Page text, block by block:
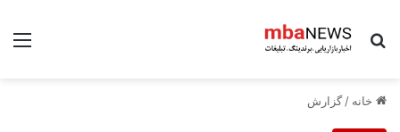
جستجو برای
خانه / گزارش